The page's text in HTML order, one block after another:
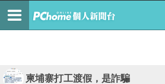
柬埔寨打工渡假，是詐騙